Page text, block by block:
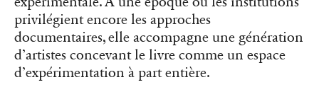
privilégient encore les approches
documentaires, elle accompagne une génération
d’artistes concevant le livre comme un espace
d’expérimentation à part entière.